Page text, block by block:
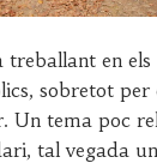
treballant en els
sobretot per
Un tema poc
tal vegada